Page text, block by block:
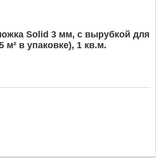
Solid 3 мм, с вырубкой для
м² в упаковке), 1 кв.м.